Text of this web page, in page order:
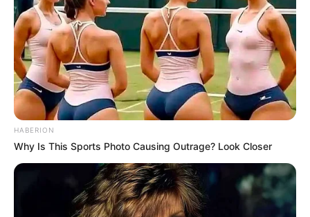
HABERION
Why Is This Sports Photo Causing Outrage? Look Closer